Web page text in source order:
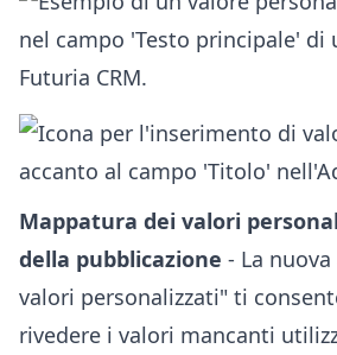
Mappatura dei valori
della pubblicazione - La
valori personalizzati" ti
rivedere i valori mancanti